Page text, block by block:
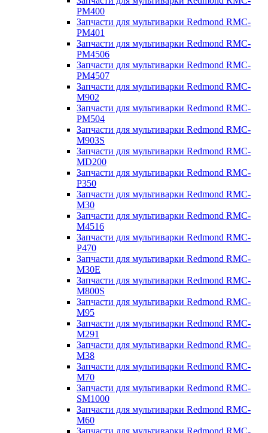
PM400
Запчасти для мультиварки Redmond RMC-
PM401
Запчасти для мультиварки Redmond RMC-
PM4506
Запчасти для мультиварки Redmond RMC-
PM4507
Запчасти для мультиварки Redmond RMC-
M902
Запчасти для мультиварки Redmond RMC-
PM504
Запчасти для мультиварки Redmond RMC-
M903S
Запчасти для мультиварки Redmond RMC-
MD200
Запчасти для мультиварки Redmond RMC-
P350
Запчасти для мультиварки Redmond RMC-
M30
Запчасти для мультиварки Redmond RMC-
M4516
Запчасти для мультиварки Redmond RMC-
P470
Запчасти для мультиварки Redmond RMC-
M30E
Запчасти для мультиварки Redmond RMC-
M800S
Запчасти для мультиварки Redmond RMC-
M95
Запчасти для мультиварки Redmond RMC-
M291
Запчасти для мультиварки Redmond RMC-
M38
Запчасти для мультиварки Redmond RMC-
M70
Запчасти для мультиварки Redmond RMC-
SM1000
Запчасти для мультиварки Redmond RMC-
M60
Запчасти для мультиварки Redmond RMC-